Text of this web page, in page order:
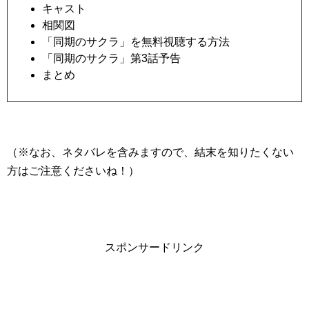
キャスト
相関図
「同期のサクラ」を無料視聴する方法
「同期のサクラ」第3話予告
まとめ
（※なお、ネタバレを含みますので、結末を知りたくない
方はご注意くださいね！）
スポンサードリンク